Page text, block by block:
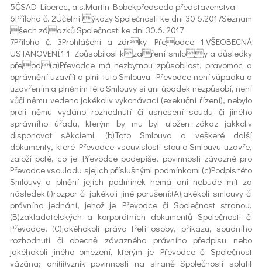
5ČSAD Liberec, a.s.Martin Bobekpředseda představenstva
6Příloha č. 2Účetní ýkazy Společnosti ke dni 30.6.2017Seznam
šech záazků Společnosti ke dni 30.6. 2017
7Příloha č. 3Prohlášení a zárky Přeodce 1.VŠEOBECNÁ
USTANOVENÍ1.1. Způsobilost kzaření smloy a důsledky
přeod(a)Převodce má nezbytnou způsobilost, pravomoc a
oprávnění uzavřít a plnit tuto Smlouvu. Převodce není vúpadku a
uzavřením a plněním této Smlouvy si ani úpadek nezpůsobí, není
vůči němu vedeno jakékoliv vykonávací (exekuční řízení), nebylo
proti němu vydáno rozhodnutí či usnesení soudu či jiného
správního úřadu, kterým by mu byl uložen zákaz jakkoliv
disponovat sAkciemi. (b)Tato Smlouva a veškeré další
dokumenty, které Převodce vsouvislosti stouto Smlouvu uzavře,
založí poté, co je Převodce podepíše, povinnosti závazné pro
Převodce vsouladu sjejich příslušnými podmínkami.(c)Podpis této
Smlouvy a plnění jejích podmínek nemá ani nebude mít za
následek:(i)rozpor či jakékoli jiné porušení:(A)jakékoli smlouvy či
právního jednání, jehož je Převodce či Společnost stranou,
(B)zakladatelských a korporátních dokumentů Společnosti či
Převodce, (C)jakéhokoli práva třetí osoby, příkazu, soudního
rozhodnutí či obecně závazného právního předpisu nebo
jakéhokoli jiného omezení, kterým je Převodce či Společnost
vázána; ani(ii)vznik povinnosti na straně Společnosti splatit